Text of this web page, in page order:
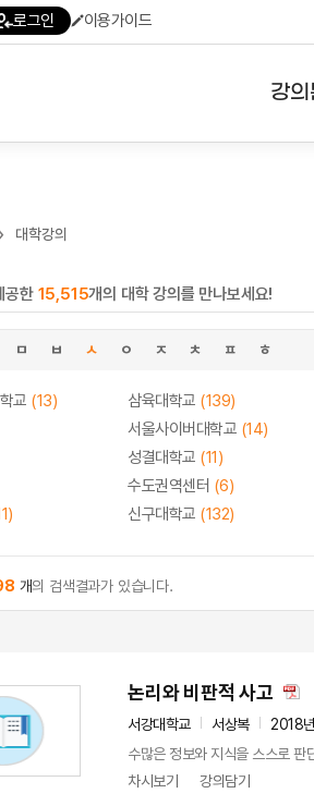
로그인 이용가이드
강
대학강의
공한 15,515개의 대학 강의를 만나보세요!
ㅁ ㅂ ㅅ ㅇ ㅈ ㅊ ㅍ ㅎ
교 (13) 삼육대학교 (139)
서울사이버대학교 (14)
성결대학교 (11)
수도권역센터 (6)
신구대학교 (132)
개의 검색결과가 있습니다.
논리와 비판적 사고
서강대학교 서상복
2018
수많은 정보와 지식을 스스로 판
차시보기
강의담기